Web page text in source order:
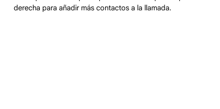
derecha para añadir más contactos a la llamada.